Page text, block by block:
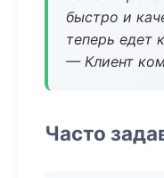
быстро и
теперь едет
— Клиент
Часто